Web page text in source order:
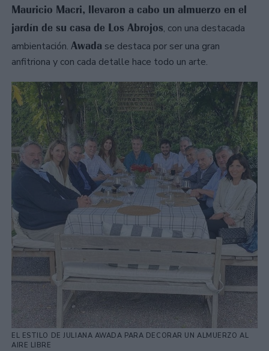
Mauricio Macri, llevaron a cabo un almuerzo en el
jardín de su casa de Los Abrojos, con una destacada
ambientación. Awada se destaca por ser una gran
anfitriona y con cada detalle hace todo un arte.
EL ESTILO DE JULIANA AWADA PARA DECORAR UN ALMUERZO AL
AIRE LIBRE